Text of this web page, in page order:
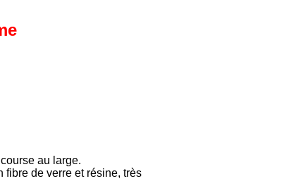
au large.
fibre de verre et résine, très